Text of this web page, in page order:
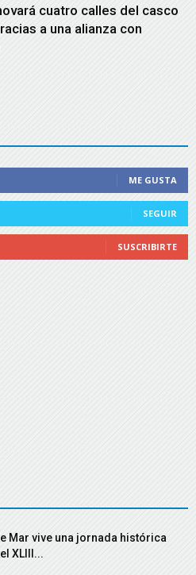
cuatro calles del casco
a una alianza con
ME GUSTA
SEGUIR
SUSCRIBIRTE
Mar vive una jornada histórica
XLIII...